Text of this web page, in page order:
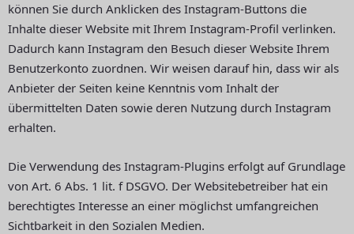
können Sie durch Anklicken des Instagram-Buttons die
Inhalte dieser Website mit Ihrem Instagram-Profil verlinken.
Dadurch kann Instagram den Besuch dieser Website Ihrem
Benutzerkonto zuordnen. Wir weisen darauf hin, dass wir als
Anbieter der Seiten keine Kenntnis vom Inhalt der
übermittelten Daten sowie deren Nutzung durch Instagram
erhalten.
Die Verwendung des Instagram-Plugins erfolgt auf Grundlage
von Art. 6 Abs. 1 lit. f DSGVO. Der Websitebetreiber hat ein
berechtigtes Interesse an einer möglichst umfangreichen
Sichtbarkeit in den Sozialen Medien.